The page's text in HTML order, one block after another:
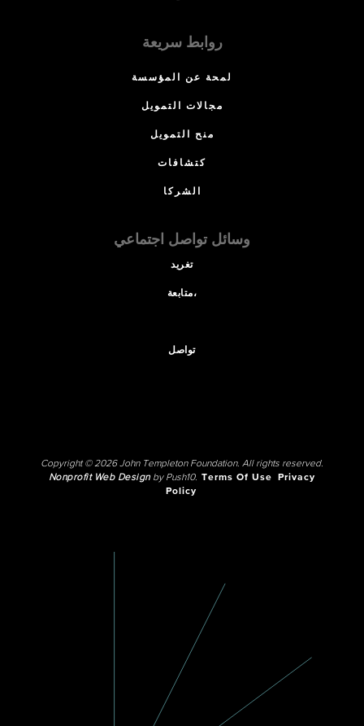
روابط سريعة
لمحة عن المؤسسة
مجالات التمويل
منح التمويل
كتشافات
الشركا
وسائل تواصل اجتماعي
تغريد
متابعة،
تواصل
Copyright © 2026 John Templeton Foundation. All rights reserved.
Nonprofit Web Designby Push10. Terms Of Use
Privacy
Policy